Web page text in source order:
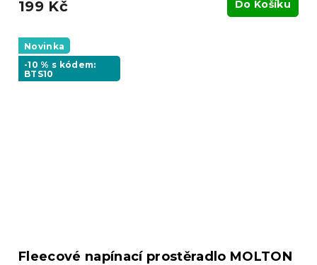
199 Kč Do Košíku
Novinka
-10 % s kódem:
BTS10
Fleecové napínací prostěradlo MOLTON